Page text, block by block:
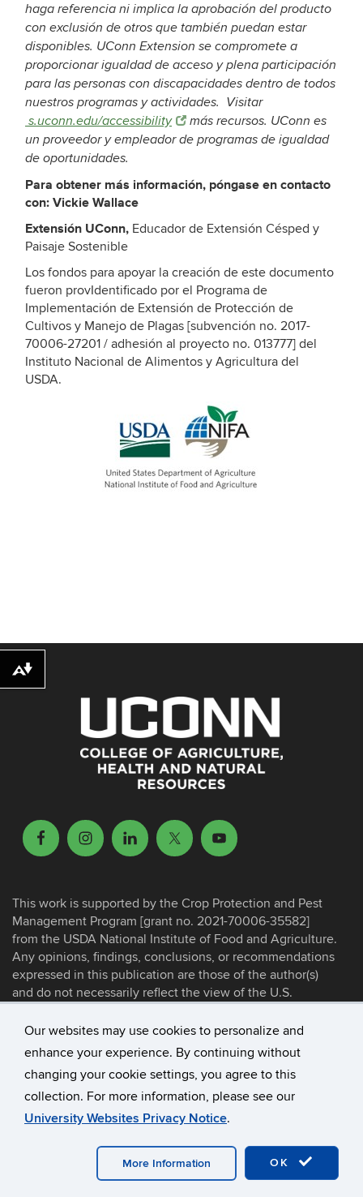
Our websites may use cookies to personalize and
enhance your experience. By continuing without
changing your cookie settings, you agree to this
collection. For more information, please see our
University Websites Privacy Notice.
OK
More Information
haga referencia ni implica la aprobación del producto
con exclusión de otros que también puedan estar
disponibles. UConn Extension se compromete a
proporcionar igualdad de acceso y plena participación
para las personas con discapacidades dentro de todos
nuestros programas y actividades. Visitar
s.uconn.edu/accessibility
más recursos. UConn es
un proveedor y empleador de programas de igualdad
de oportunidades.
Para obtener más información, póngase en contacto
con: Vickie Wallace
Extensión UConn, Educador de Extensión Césped y
Paisaje Sostenible
Los fondos para apoyar la creación de este documento
fueron provIdentificado por el Programa de
Implementación de Extensión de Protección de
Cultivos y Manejo de Plagas [subvención no. 2017-
70006-27201 / adhesión al proyecto no. 013777] del
Instituto Nacional de Alimentos y Agricultura del
USDA.
This work is supported by the Crop Protection and Pest
Management Program [grant no. 2021-70006-35582]
from the USDA National Institute of Food and Agriculture.
Any opinions, findings, conclusions, or recommendations
expressed in this publication are those of the author(s)
and do not necessarily reflect the view of the U.S.
University of Connecticut
Disclaimers, Privacy & Copyright
Download alternative formats ...